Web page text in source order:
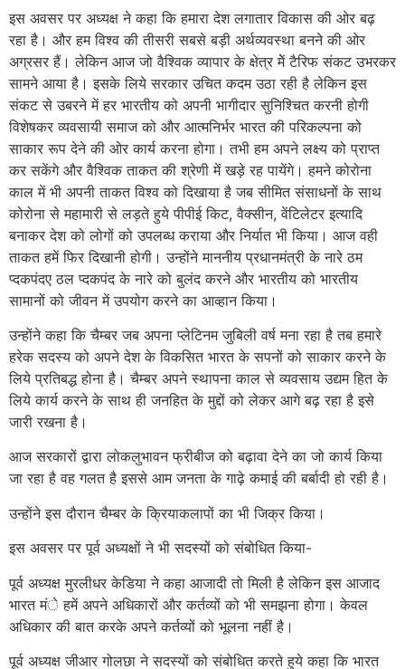
इस अवसर पर अध्यक्ष ने कहा कि हमारा देश लगातार विकास की ओर बढ़
रहा है। और हम विश्व की तीसरी सबसे बड़ी अर्थव्यवस्था बनने की ओर
अग्रसर हैं। लेकिन आज जो वैश्विक व्यापार के क्षेत्र मेें टैरिफ संकट उभरकर
सामने आया है। इसके लिये सरकार उचित कदम उठा रही है लेकिन इस
संकट से उबरने में हर भारतीय को अपनी भागीदार सुनिश्चित करनी होगी
विशेषकर व्यवसायी समाज को और आत्मनिर्भर भारत की परिकल्पना को
साकार रूप देने की ओर कार्य करना होगा। तभी हम अपने लक्ष्य को प्राप्त
कर सकेंगे और वैश्विक ताकत की श्रेणी में खड़े रह पायेंगे। हमने कोरोना
काल में भी अपनी ताकत विश्व को दिखाया है जब सीमित संसाधनों के साथ
कोरोना से महामारी से लड़ते हुये पीपीई किट, वैक्सीन, वेंटिलेटर इत्यादि
बनाकर देश को लोगों को उपलब्ध कराया और निर्यात भी किया। आज वही
ताकत हमें फिर दिखानी होगी। उन्होंने माननीय प्रधानमंत्री के नारे ठम
प्दकपंदए ठल प्दकपंद के नारे को बुलंद करने और भारतीय को भारतीय
सामानों को जीवन में उपयोग करने का आव्हान किया।
उन्होंने कहा कि चैम्बर जब अपना प्लेटिनम जुबिली वर्ष मना रहा है तब हमारे
हरेक सदस्य को अपने देश के विकसित भारत के सपनों को साकार करने के
लिये प्रतिबद्ध होना है। चैम्बर अपने स्थापना काल से व्यवसाय उद्यम हित के
लिये कार्य करने के साथ ही जनहित के मुद्दों को लेकर आगे बढ़ रहा है इसे
जारी रखना है।
आज सरकारों द्वारा लोकलुभावन फ्रीबीज को बढ़ावा देने का जो कार्य किया
जा रहा है वह गलत है इससे आम जनता के गाढ़े कमाई की बर्बादी हो रही है।
उन्होंने इस दौरान चैम्बर के क्रियाकलापों का भी जिक्र किया।
इस अवसर पर पूर्व अध्यक्षों ने भी सदस्यों को संबोधित किया-
पूर्व अध्यक्ष मुरलीधर केडिया ने कहा आजादी तो मिली है लेकिन इस आजाद
भारत मंे हमें अपने अधिकारों और कर्तव्यों को भी समझना होगा। केवल
अधिकार की बात करके अपने कर्तव्यों को भूलना नहीं है।
पूर्व अध्यक्ष जीआर गोलछा ने सदस्यों को संबोधित करते हुये कहा कि भारत